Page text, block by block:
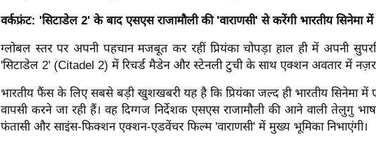
वर्कफ्रंट: 'सिटाडेल 2' के बाद एसएस राजामौली की 'वाराणसी' से करेंगी भारतीय सिनेमा में
ग्लोबल स्तर पर अपनी पहचान मजबूत कर रहीं प्रियंका चोपड़ा हाल ही में अपनी
'सिटाडेल 2' (Citadel 2) में रिचर्ड मैडेन और स्टेनली टुची के साथ एक्शन अवतार में
भारतीय फैंस के लिए सबसे बड़ी खुशखबरी यह है कि प्रियंका जल्द ही भारतीय सिनेमा में
वापसी करने जा रही हैं। वह दिग्गज निर्देशक एसएस राजामौली की आने वाली तेलुगु
फंतासी और साइंस-फिक्शन एक्शन-एडवेंचर फिल्म 'वाराणसी' में मुख्य भूमिका निभाएंगी।